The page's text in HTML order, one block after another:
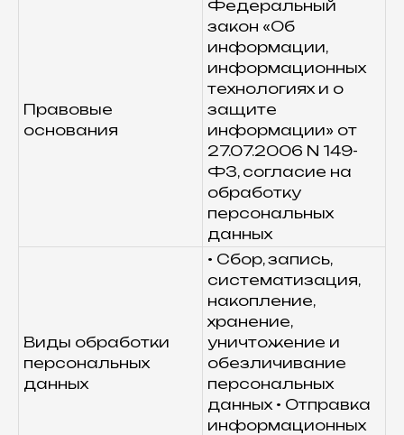
Правовые
основания
Федеральный
закон «Об
информации,
информационных
технологиях и о
защите
информации» от
27.07.2006 N 149-
ФЗ, согласие на
обработку
персональных
данных
Виды обработки
персональных
данных
• Сбор, запись,
систематизация,
накопление,
хранение,
уничтожение и
обезличивание
персональных
данных • Отправка
информационных